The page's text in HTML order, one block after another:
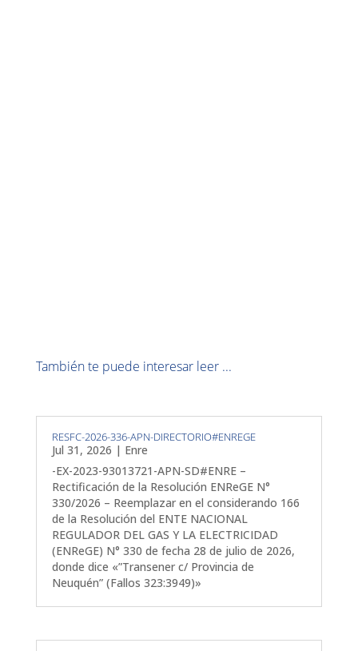
También te puede interesar leer ...
RESFC-2026-336-APN-DIRECTORIO#ENREGE
Jul 31, 2026 | Enre
-EX-2023-93013721-APN-SD#ENRE –
Rectificación de la Resolución ENReGE N°
330/2026 – Reemplazar en el considerando 166
de la Resolución del ENTE NACIONAL
REGULADOR DEL GAS Y LA ELECTRICIDAD
(ENReGE) N° 330 de fecha 28 de julio de 2026,
donde dice «”Transener c/ Provincia de
Neuquén” (Fallos 323:3949)»